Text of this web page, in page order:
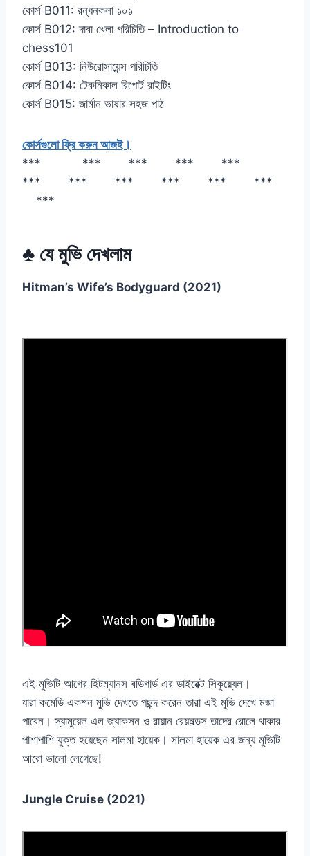
কোর্স B011: রন্ধনকলা ১০১
কোর্স B012: দাবা খেলা পরিচিতি – Introduction to
chess101
কোর্স B013: নিউরোসায়েন্স পরিচিতি
কোর্স B014: টেকনিকাল রিপোর্ট রাইটিং
কোর্স B015: জার্মান ভাষার সহজ পাঠ
কোর্সগুলো ফ্রি করুন আজই।
*** *** *** *** ***
*** *** *** *** *** ***
***
♣ যে মুভি দেখলাম
Hitman’s Wife’s Bodyguard (2021)
এই মুভিটি আগের হিটম্যানস বডিগার্ড এর ডাইরেক্ট সিকুয়্যেল।
যারা কমেডি একশন মুভি দেখতে পছন্দ করেন তারা এই মুভি দেখে মজা
পাবেন। স্যামুয়েল এল জ্যাকসন ও রায়ান রেয়নল্ডস তাদের রোলে থাকার
পাশাপাশি যুক্ত হয়েছেন সালমা হায়েক। সালমা হায়েক এর জন্য মুভিটি
আরো ভালো লেগেছে!
Jungle Cruise (2021)